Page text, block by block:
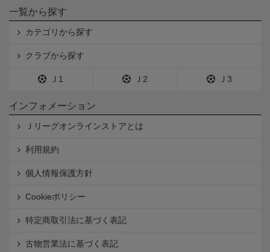
一覧から探す
カテゴリから探す
クラブから探す
Ｊ1 Ｊ2 Ｊ3
インフォメーション
Ｊリーグオンラインストアとは
利用規約
個人情報保護方針
Cookieポリシー
特定商取引法に基づく表記
古物営業法に基づく表記